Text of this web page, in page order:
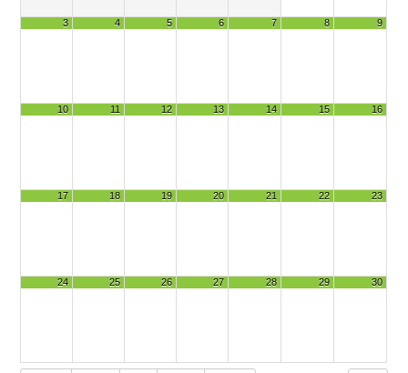
3 4 5 6 7 8 9
10 11 12 13 14 15 16
17 18 19 20 21 22 23
24 25 26 27 28 29 30